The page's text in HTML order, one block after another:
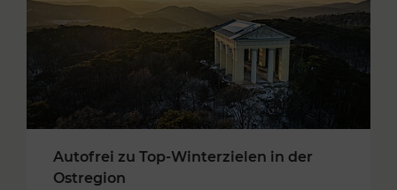
Autofrei zu Top-Winterzielen in der
Ostregion